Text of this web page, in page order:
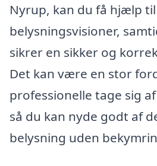
Nyrup, kan du få hjælp
belysningsvisioner,
sikrer en sikker og
Det kan være en stor
professionelle tage sig
så du kan nyde godt af
belysning uden